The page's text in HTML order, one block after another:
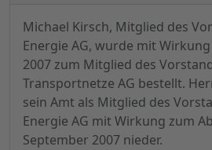
Michael Kirsch, Mitglied des
Energie AG, wurde mit
2007 zum Mitglied des
Transportnetze AG bestellt.
sein Amt als Mitglied des
Energie AG mit Wirkung zum
September 2007 nieder.